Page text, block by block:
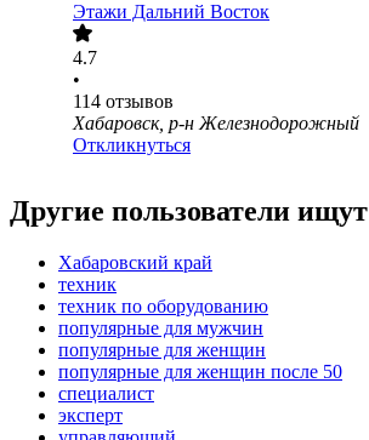
Этажи Дальний Восток
4.7
•
114 отзывов
Хабаровск, р-н Железнодорожный
Откликнуться
Другие пользователи ищут
Хабаровский край
техник
техник по оборудованию
популярные для мужчин
популярные для женщин
популярные для женщин после 50
специалист
эксперт